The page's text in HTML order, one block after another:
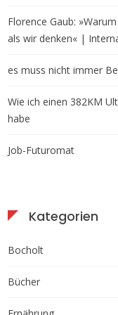
Florence Gaub:
als wir denken« |
es muss nicht immer
Wie ich einen 382KM
habe
Job-Futuromat
Kategorien
Bocholt
Bücher